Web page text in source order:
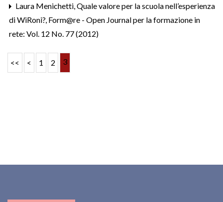
Laura Menichetti, Quale valore per la scuola nell’esperienza
di WiRoni? Form@re - Open Journal per la formazione in
rete: Vol. 12 No. 77 (2012)
<< < 1 2 3